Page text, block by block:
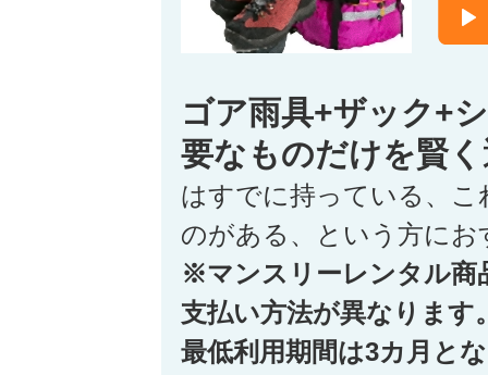
ゴア雨具+ザック+
要なものだけを賢
はすでに持っている、
のがある、という方に
※マンスリーレンタル商
支払い方法が異なります
最低利用期間は3カ月と